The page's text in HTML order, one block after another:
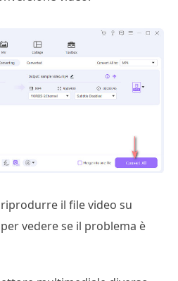
il file video su
vedere se il problema è